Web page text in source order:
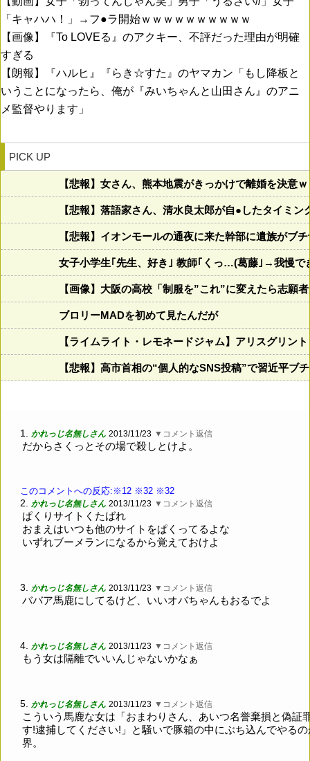
「キャハハ！」→フ●ラ開始ｗｗｗｗｗｗｗｗｗｗ
【画像】『To LOVEる』のアクキー、不評だった理由が明確
すぎる
【朗報】『ハルヒ』『らき☆すた』のヤマカン「もし降板と
いうことになったら、俺が『みいちゃんと山田さん』のアニ
メ監督やります」
PICK UP
【悲報】女さん、熊本地震がきっかけで離婚を決意
【悲報】落語家さん、清水良太郎が自●したタイミ
【悲報】イオンモールの通夜に来た幹部に遺族がブ
女子小学生｢先生、好き｣ 教師｢くっ…(葛藤｣→我慢で
【画像】大阪の高校「制服を”これ”に変えたら志願
ブロリーMADを初めて見たんだが
【ライムライト・レモネードジャム】アリスグリン
【悲報】高市首相の“個人的なSNS投稿”で習近平ブ
1. かれっじ名無しさん 2013/11/23 ▼コメント返信
だからさくっとその場で殺しとけよ。
このコメントへの反応:※12 ※32 ※32
2. かれっじ名無しさん 2013/11/23 ▼コメント返信
ぱくりサイトくたばれ
おまえはいつも他のサイトをぱくってるよな
いずれブーメランになるから覚えておけよ
3. かれっじ名無しさん 2013/11/23 ▼コメント返信
ババア馬鹿にしてるけど、いいオバちゃんもおるでよ
4. かれっじ名無しさん 2013/11/23 ▼コメント返信
もう女は隔離でいいんじゃないかなぁ
5. かれっじ名無しさん 2013/11/23 ▼コメント返信
こういう馬鹿な女は「おまわりさん、あいつ名誉棄損と偽証
す!逮捕してください!」と騒いで豚箱の中にぶち込んでやる
界。